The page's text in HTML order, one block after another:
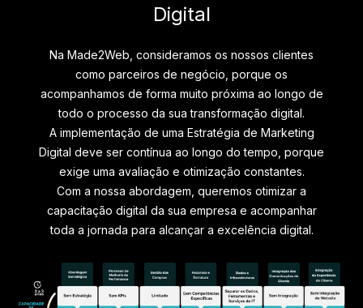
Digital
Na Made2Web, consideramos os nossos clientes
como parceiros de negócio, porque os
acompanhamos de forma muito próxima ao longo de
todo o processo da sua transformação digital.
A implementação de uma Estratégia de Marketing
Digital deve ser contínua ao longo do tempo, porque
exige uma avaliação e otimização constantes.
Com a nossa abordagem, queremos otimizar a
capacitação digital da sua empresa e acompanhar
toda a jornada para alcançar a excelência digital.